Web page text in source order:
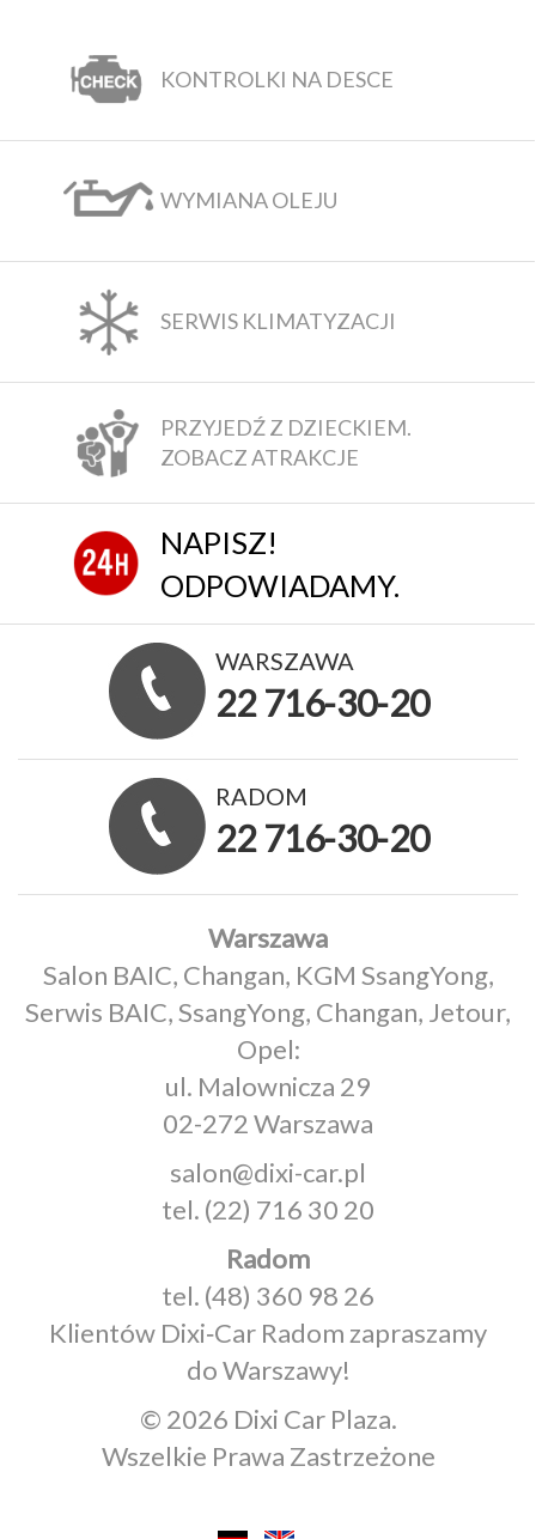
KONTROLKI NA DESCE
WYMIANA OLEJU
SERWIS KLIMATYZACJI
PRZYJEDŹ Z DZIECKIEM.
ZOBACZ ATRAKCJE
NAPISZ!
ODPOWIADAMY.
WARSZAWA
22 716-30-20
RADOM
22 716-30-20
Warszawa
Salon BAIC, Changan, KGM SsangYong,
Serwis BAIC, SsangYong, Changan, Jetour,
Opel:
ul. Malownicza 29
02-272 Warszawa
salon@dixi-car.pl
tel. (22) 716 30 20
Radom
tel. (48) 360 98 26
Klientów Dixi‑Car Radom zapraszamy
do Warszawy!
© 2026 Dixi Car Plaza.
Wszelkie Prawa Zastrzeżone